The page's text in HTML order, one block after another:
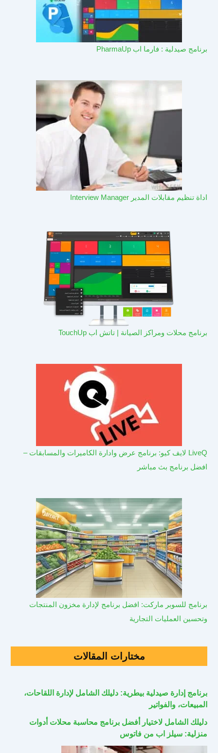
برنامج صيدلية : فارما اب PharmaUp​
اداة تنظيم مقابلات المدير Interview Manager
برنامج محلات ومراكز الصيانة | تاتش اب TouchUp
LiveQ لايف كيو: برنامج عرض وادارة الكاميرات والمسابقات –
افضل برنامج بث مباشر
برنامج للسوبر ماركت: افضل برنامج لإدارة مخزون المنتجات
وتحسين العمليات التجارية
مختارات المقالات
برنامج إدارة صيدلية بيطرية: دليلك الشامل لإدارة اللقاحات،
المبيعات، والفواتير
دليلك الشامل لاختيار أفضل برنامج محاسبة محلات أدوات
منزلية: سيلز اب من فاتوس